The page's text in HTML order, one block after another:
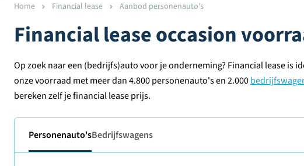
Home Financial lease Aanbod personenauto's
Financial lease occasion
Op zoek naar een (bedrijfs)auto voor je onderneming? Financial lease is
onze voorraad met meer dan 4.800 personenauto's en 2.000
bereken zelf je financial lease prijs.
Personenauto'sBedrijfswagens